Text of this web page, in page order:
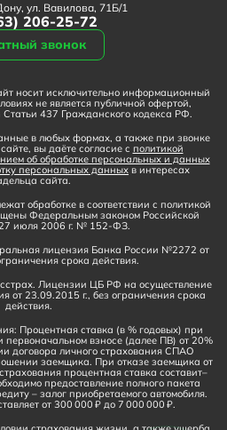
ул. Вавилова, 71Б/1
206-25-72
звонок
носит исключительно информационный
не является публичной офертой,
437 Гражданского кодекса РФ.
в любых формах, а также при звонке
вы даёте согласие с политикой
об обработке персональных и данных
персональных данных в интересах
сайта.
обработке в соответствии с политикой
Федеральным законом Российской
июля 2006 г. № 152-ФЗ.
лицензия Банка России №2272 от
срока действия.
Лицензии ЦБ РФ на осуществление
от 23.09.2015 г., без ограничения срока
действия.
Процентная ставка (в % годовых) при
первоначальном взносе (далее ПВ) от 20%
договора личного страхования СПАО
заемщика. При отказе заемщика от
процентная ставка составит–
предоставление полного пакета
– залог приобретаемого автомобиля.
от 300 000 ₽ до 7 000 000 ₽.